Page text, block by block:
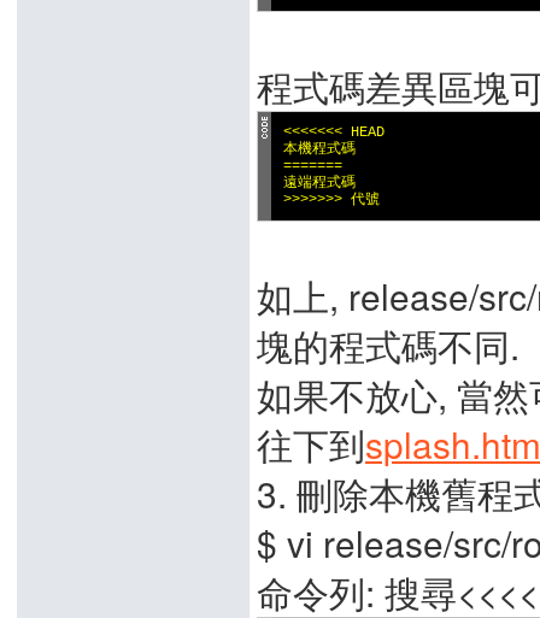
程式碼差異區塊
<<<<<<< HEAD
本機程式碼
=======
遠端程式碼
>>>>>>> 代號
如上, release/
塊的程式碼不同.
如果不放心, 當
往下到
3. 刪除本機舊程
$ vi release/src/
命令列: 搜尋